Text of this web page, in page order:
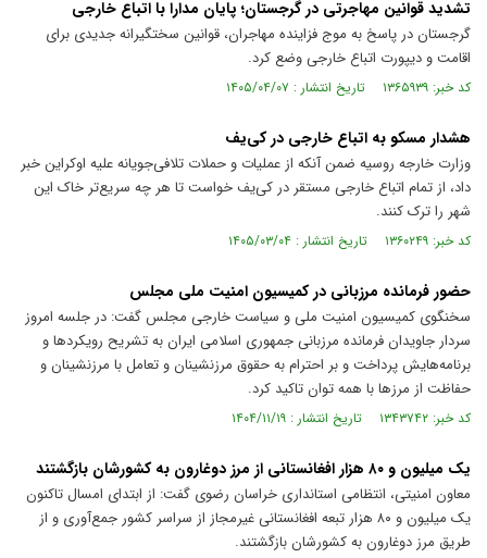
تشدید قوانین مهاجرتی در گرجستان؛ پایان مدارا با اتباع خارجی
گرجستان در پاسخ به موج فزاینده مهاجران، قوانین سختگیرانه جدیدی برای
اقامت و دیپورت اتباع خارجی وضع کرد.
کد خبر: ۱۳۶۵۹۳۹ تاریخ انتشار : ۱۴۰۵/۰۴/۰۷
هشدار مسکو به اتباع خارجی در کی‌یف
وزارت خارجه روسیه ضمن آنکه از عملیات و حملات تلافی‌جویانه علیه اوکراین خبر
داد، از تمام اتباع خارجی مستقر در کی‌یف خواست تا هر چه سریع‌تر خاک این
شهر را ترک کنند.
کد خبر: ۱۳۶۰۲۴۹ تاریخ انتشار : ۱۴۰۵/۰۳/۰۴
حضور فرمانده مرزبانی در کمیسیون امنیت ملی مجلس
سخنگوی کمیسیون امنیت ملی و سیاست خارجی مجلس گفت: در جلسه امروز
سردار جاویدان فرمانده مرزبانی جمهوری اسلامی ایران به تشریح رویکرد‌ها و
برنامه‌هایش پرداخت و بر احترام به حقوق مرزنشینان و تعامل با مرزنشینان و
حفاظت از مرز‌ها با همه توان تاکید کرد.
کد خبر: ۱۳۴۳۷۴۲ تاریخ انتشار : ۱۴۰۴/۱۱/۱۹
یک میلیون و ۸۰ هزار افغانستانی از مرز دوغارون به کشورشان بازگشتند
معاون امنیتی، انتظامی استانداری خراسان رضوی گفت: از ابتدای امسال تاکنون
یک میلیون و ۸۰ هزار تبعه افغانستانی غیرمجاز از سراسر کشور جمع‌آوری و از
طریق مرز دوغارون به کشورشان بازگشتند.